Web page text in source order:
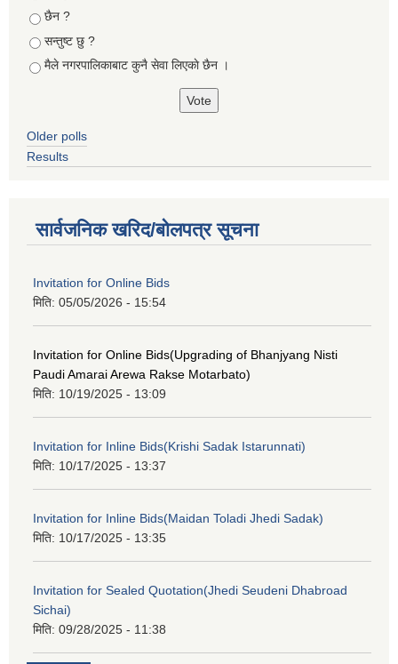
छैन ?
सन्तुष्ट छु ?
मैले नगरपालिकाबाट कुनै सेवा लिएकाे छैन ।
Older polls
Results
सार्वजनिक खरिद/बोलपत्र सूचना
Invitation for Online Bids
मिति: 05/05/2026 - 15:54
Invitation for Online Bids(Upgrading of Bhanjyang Nisti
Paudi Amarai Arewa Rakse Motarbato)
मिति: 10/19/2025 - 13:09
Invitation for Inline Bids(Krishi Sadak Istarunnati)
मिति: 10/17/2025 - 13:37
Invitation for Inline Bids(Maidan Toladi Jhedi Sadak)
मिति: 10/17/2025 - 13:35
Invitation for Sealed Quotation(Jhedi Seudeni Dhabroad
Sichai)
मिति: 09/28/2025 - 11:38